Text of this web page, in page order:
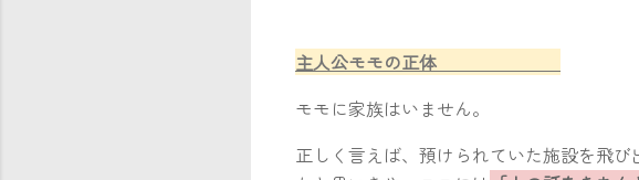
主人公モモの正体
モモに家族はいません。
正しく言えば、預けられていた施設を飛